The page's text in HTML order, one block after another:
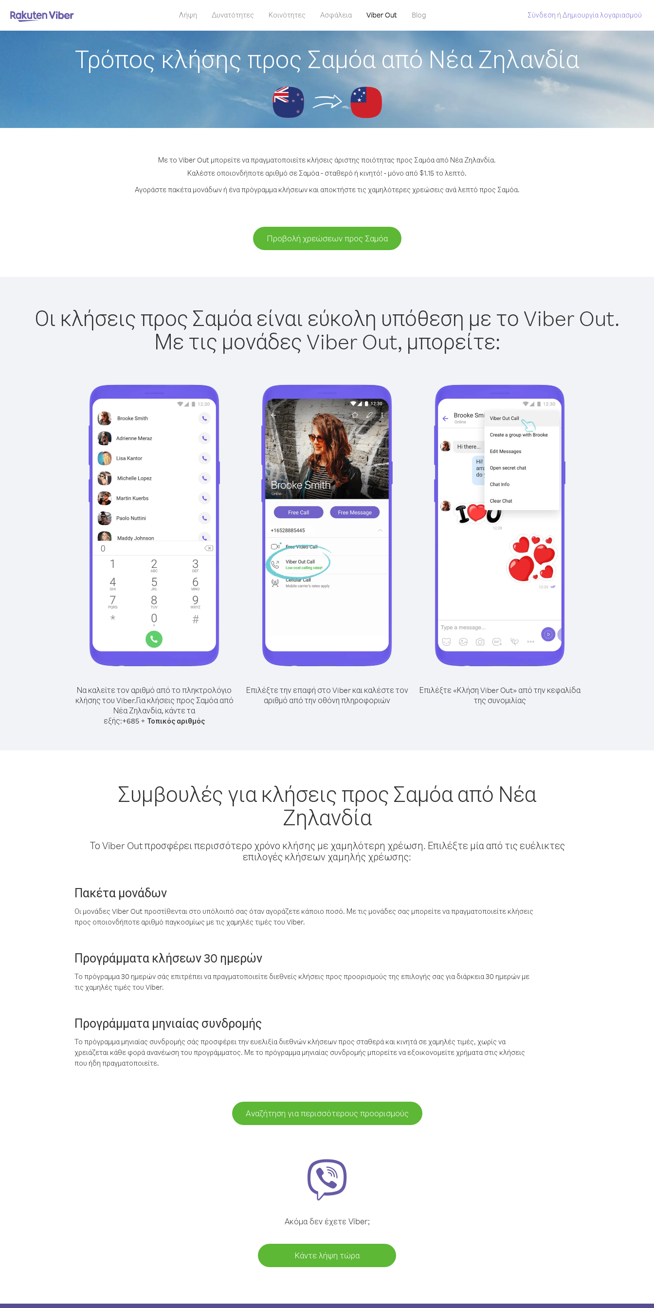
Λήψη Δυνατότητες Κοινότητες Ασφάλεια Viber Out Blog Σύνδεση ή Δημιουργία λογαριασμού
Τρόπος κλήσης προς Σαμόα από Νέα Ζηλανδία
Με το Viber Out μπορείτε να πραγματοποιείτε κλήσεις άριστης ποιότητας προς Σαμόα από Νέα Ζηλανδία.
Καλέστε οποιονδήποτε αριθμό σε Σαμόα - σταθερό ή κινητό! - μόνο από $1.15 το λεπτό.
Αγοράστε πακέτα μονάδων ή ένα πρόγραμμα κλήσεων και αποκτήστε τις χαμηλότερες χρεώσεις ανά λεπτό προς Σαμόα.
Προβολή χρεώσεων προς Σαμόα
Οι κλήσεις προς Σαμόα είναι εύκολη υπόθεση με το Viber Out.
Με τις μονάδες Viber Out, μπορείτε:
Να καλείτε τον αριθμό από το πληκτρολόγιο
κλήσης του Viber.Για κλήσεις προς Σαμόα από
Νέα Ζηλανδία, κάντε τα
εξής:+685 + Τοπικός αριθμός
Επιλέξτε την επαφή στο Viber και καλέστε τον
αριθμό από την οθόνη πληροφοριών
Επιλέξτε «Κλήση Viber Out» από την κεφαλίδα
της συνομιλίας
Συμβουλές για κλήσεις προς Σαμόα από Νέα
Ζηλανδία
Το Viber Out προσφέρει περισσότερο χρόνο κλήσης με χαμηλότερη χρέωση. Επιλέξτε μία από τις ευέλικτες
επιλογές κλήσεων χαμηλής χρέωσης:
Πακέτα μονάδων
Οι μονάδες Viber Out προστίθενται στο υπόλοιπό σας όταν αγοράζετε κάποιο ποσό. Με τις μονάδες σας μπορείτε να πραγματοποιείτε κλήσεις
προς οποιονδήποτε αριθμό παγκοσμίως με τις χαμηλές τιμές του Viber.
Προγράμματα κλήσεων 30 ημερών
Το πρόγραμμα 30 ημερών σάς επιτρέπει να πραγματοποιείτε διεθνείς κλήσεις προς προορισμούς της επιλογής σας για διάρκεια 30 ημερών με
τις χαμηλές τιμές του Viber.
Προγράμματα μηνιαίας συνδρομής
Το πρόγραμμα μηνιαίας συνδρομής σάς προσφέρει την ευελιξία διεθνών κλήσεων προς σταθερά και κινητά σε χαμηλές τιμές, χωρίς να
χρειάζεται κάθε φορά ανανέωση του προγράμματος. Με το πρόγραμμα μηνιαίας συνδρομής μπορείτε να εξοικονομείτε χρήματα στις κλήσεις
που ήδη πραγματοποιείτε.
Αναζήτηση για περισσότερους προορισμούς
Ακόμα δεν έχετε Viber;
Κάντε λήψη τώρα